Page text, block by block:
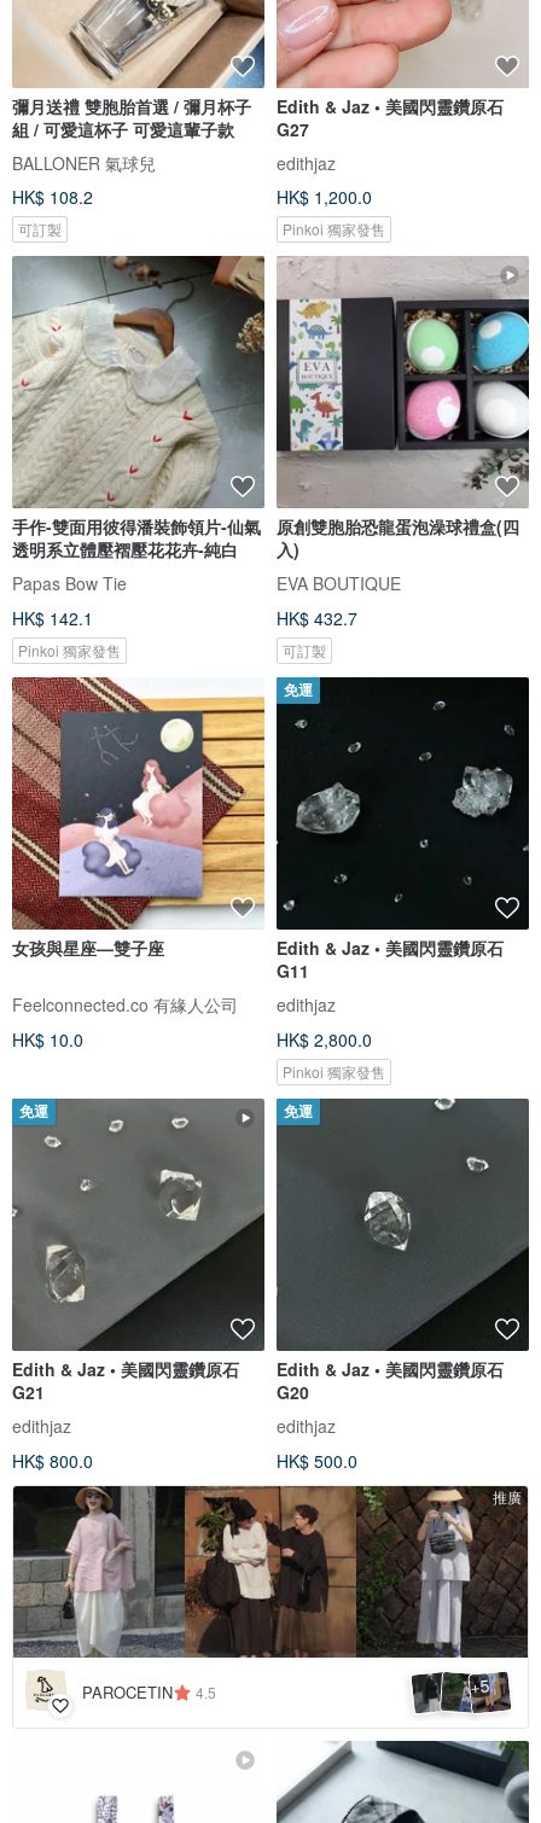
彌月送禮 雙胞胎首選 / 彌月杯子
組 / 可愛這杯子 可愛這輩子款
BALLONER 氣球兒
HK$ 108.2
可訂製
Edith & Jaz • 美國閃靈鑽原石
G27
edithjaz
HK$ 1,200.0
Pinkoi 獨家發售
手作-雙面用彼得潘裝飾領片-仙氣
透明系立體壓褶壓花花卉-純白
Papas Bow Tie
HK$ 142.1
Pinkoi 獨家發售
原創雙胞胎恐龍蛋泡澡球禮盒(四
入)
EVA BOUTIQUE
HK$ 432.7
可訂製
女孩與星座—雙子座
Feelconnected.co 有緣人公司
HK$ 10.0
免運
Edith & Jaz • 美國閃靈鑽原石
G11
edithjaz
HK$ 2,800.0
Pinkoi 獨家發售
免運
Edith & Jaz • 美國閃靈鑽原石
G21
edithjaz
HK$ 800.0
免運
Edith & Jaz • 美國閃靈鑽原石
G20
edithjaz
HK$ 500.0
推廣
PAROCETIN 4.5 +5